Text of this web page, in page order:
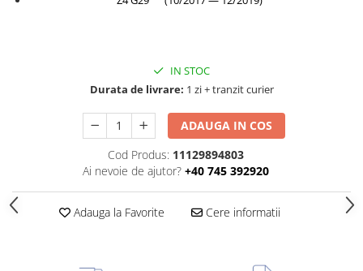
IN STOC
Durata de livrare: 1 zi + tranzit curier
ADAUGA IN COS
Cod Produs: 11129894803
Ai nevoie de ajutor? +40 745 392920
Adauga la Favorite Cere informatii